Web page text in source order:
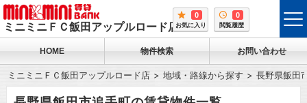
ミニミニＦＣ飯田アップルロード店
0
お気に入り
0
閲覧履歴
HOME 物件検索 お問い合わせ
ミニミニＦＣ飯田アップルロード店 地域・路線から探す 長野県飯田